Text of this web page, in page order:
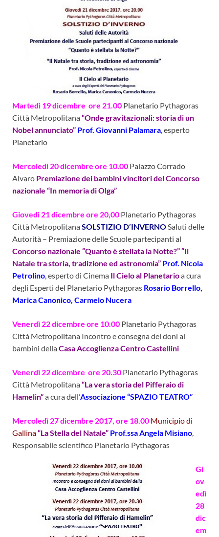
Martedì 19 dicembre ore 21.00 Planetario Pythagoras
Città Metropolitana“Onde gravitazionali: storia di un
Nobel annunciato” Prof. Giovanni Palamara, esperto
Planetario
Mercoledì 20 dicembre ore 10.00 Palazzo Corrado
Alvaro Premiazione dei bambini vincitori del Concorso
nazionale “In memoria di Olga”
Giovedì 21 dicembre ore 20,00 Planetario Pythagoras
Città MetropolitanaSOLSTIZIO D’INVERNOSaluti delle
Autorità – Premiazione delle Scuole partecipanti al
Concorso nazionale “Quanto è stellata la Notte?”“Il
Natale tra storia, tradizione ed astronomia” Prof. Nicola
Petrolino, esperto di Cinema Il Cielo al Planetarioa cura
degli Esperti del Planetario Pythagoras Rosario Borrello,
Marica Canonico, Carmelo Nucera
Venerdì 22 dicembre ore 10.00 Planetario Pythagoras
Città Metropolitana Incontro e consegna dei doni ai
bambini dellaCasa Accoglienza Centro Castellini
Venerdì 22 dicembre ore 20.30 Planetario Pythagoras
Città Metropolitana“La vera storia del Pifferaio di
Hamelin”a cura dell’Associazione “SPAZIO TEATRO”
Mercoledì 27 dicembre 2017, ore 18.00 Municipio di
Gallina“La Stella del Natale” Prof.ssa Angela Misiano,
Responsabile scientifico Planetario Pythagoras
Gi
ov
edì
28
dic
em